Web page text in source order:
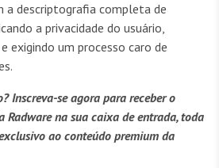
a descriptografia completa de
a privacidade do usuário,
exigindo um processo caro de
Inscreva-se agora para receber o
Radware na sua caixa de entrada, toda
ao conteúdo premium da